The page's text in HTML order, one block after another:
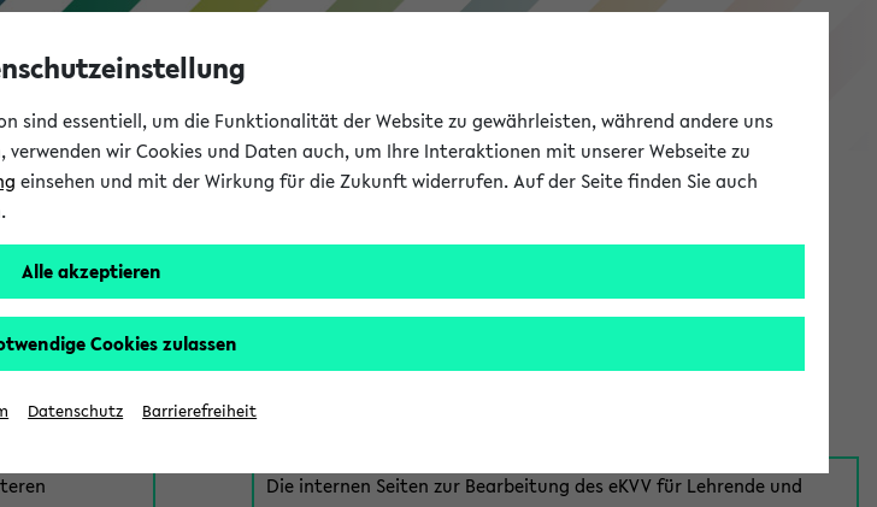
eKVV
Bitte wählen Sie die für Sie richtige aus:
eKVV für Mitarbeiter*innen
Die internen Seiten zur Bearbeitung des eKVV für Lehrende und
sind essentiell, um die Funktionalität der Website zu gewährleisten, während andere uns
wir Cookies und Daten auch, um Ihre Interaktionen mit unserer Webseite zu
einsehen und mit der Wirkung für die Zukunft widerrufen. Auf der Seite finden Sie auch
Alle akzeptieren
Cookies zulassen
Datenschutz Barrierefreiheit